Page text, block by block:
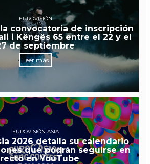
EUROVISIÓN
convocatoria de inscripción
i Këngës 65 entre el 22 y el
de septiembre
Leer más
EUROVISIÓN ASIA
2026 detalla su calendario
que podrán seguirse en
en YouTube